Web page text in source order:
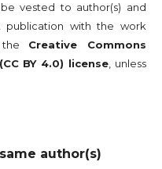
vested to author(s) and
publication with the work
the Creative Commons
BY 4.0) license, unless
author(s)